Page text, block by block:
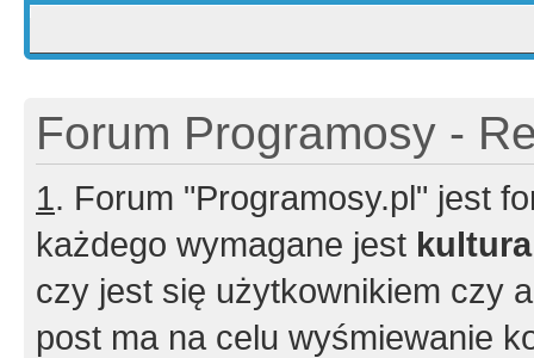
Forum Programosy -
1. Forum "Programosy.pl" jest
każdego wymagane jest
czy jest się użytkownikiem czy
post ma na celu wyśmiewanie